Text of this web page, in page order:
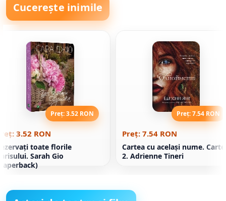
Cucerește inimile
Preț: 3.52 RON
3.52 RON
toate florile
Sarah Gio
Preț: 7.54 RON
Preț: 7.54 RON
Cartea cu acelaşi nume.
2. Adrienne Tineri